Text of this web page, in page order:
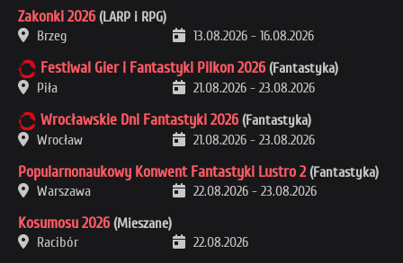
Zakonki 2026 (LARP i RPG)
Brzeg
13.08.2026 - 16.08.2026
Festiwal Gier i Fantastyki Pilkon 2026 (Fantastyka)
Piła
21.08.2026 - 23.08.2026
Wrocławskie Dni Fantastyki 2026 (Fantastyka)
Wrocław
21.08.2026 - 23.08.2026
Popularnonaukowy Konwent Fantastyki Lustro 2 (Fantastyka)
Warszawa
22.08.2026 - 23.08.2026
Kosumosu 2026 (Mieszane)
Racibór
22.08.2026